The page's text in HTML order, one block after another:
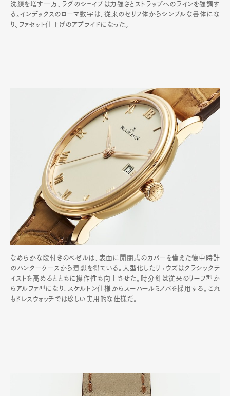
洗練を増す一方、ラグのシェイプは力強さとストラップへのラインを強調す
る。インデックスのローマ数字は、従来のセリフ体からシンプルな書体にな
り、ファセット仕上げのアプライドになった。
なめらかな段付きのベゼルは、表面に開閉式のカバーを備えた懐中時計
のハンターケースから着想を得ている。大型化したリュウズはクラシックテ
イストを高めるとともに操作性も向上させた。時分針は従来のリーフ型か
らアルファ型になり､スケルトン仕様からスーパールミノバを採用する｡これ
もドレスウォッチでは珍しい実用的な仕様だ｡